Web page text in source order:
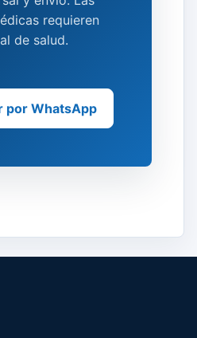
requieren
de salud.
por WhatsApp